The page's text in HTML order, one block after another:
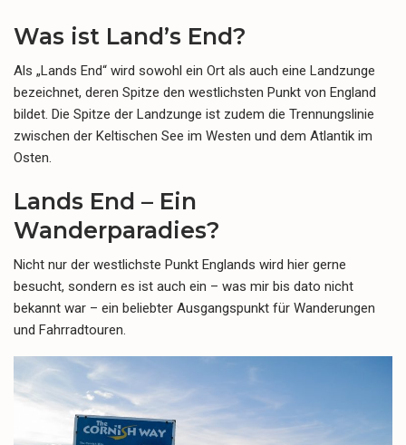
Was ist Land’s End?
Als „Lands End“ wird sowohl ein Ort als auch eine Landzunge
bezeichnet, deren Spitze den westlichsten Punkt von England
bildet. Die Spitze der Landzunge ist zudem die Trennungslinie
zwischen der Keltischen See im Westen und dem Atlantik im
Osten.
Lands End – Ein
Wanderparadies?
Nicht nur der westlichste Punkt Englands wird hier gerne
besucht, sondern es ist auch ein – was mir bis dato nicht
bekannt war – ein beliebter Ausgangspunkt für Wanderungen
und Fahrradtouren.